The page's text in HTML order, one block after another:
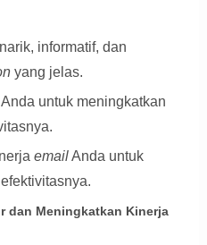
informatif, dan
yang jelas.
untuk meningkatkan
emailAnda untuk
dan Meningkatkan Kinerja